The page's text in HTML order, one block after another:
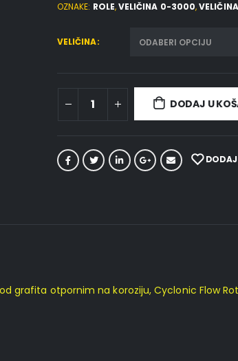
OZNAKE: ROLE,VELIČINA 0-3000,
VELIČINA
DODAJ U
DODAJ
grafita otpornim na koroziju, Cyclonic Flow